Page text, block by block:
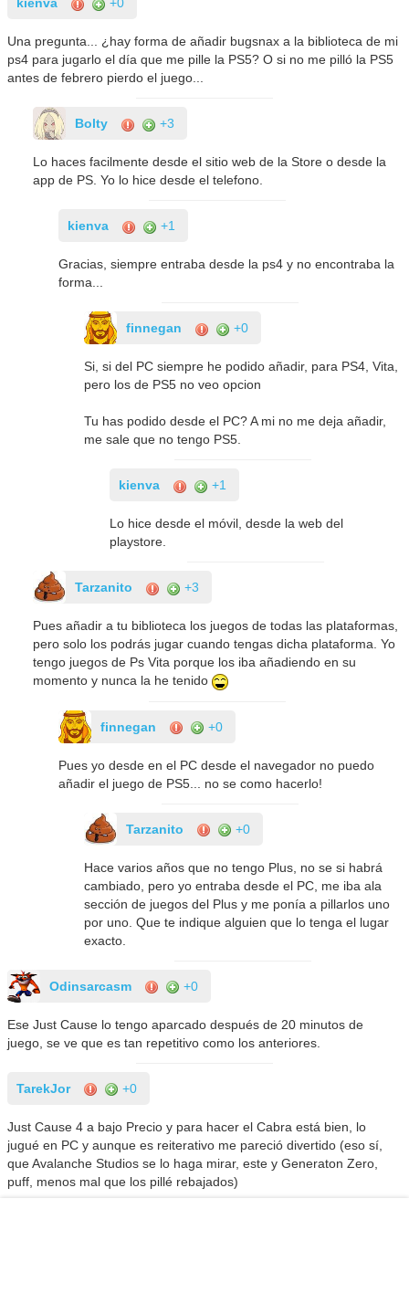
kienva +0
Una pregunta... ¿hay forma de añadir bugsnax a la biblioteca de mi
ps4 para jugarlo el día que me pille la PS5? O si no me pilló la PS5
antes de febrero pierdo el juego...
Bolty +3
Lo haces facilmente desde el sitio web de la Store o desde la
app de PS. Yo lo hice desde el telefono.
kienva +1
Gracias, siempre entraba desde la ps4 y no encontraba la
forma...
finnegan +0
Si, si del PC siempre he podido añadir, para PS4, Vita,
pero los de PS5 no veo opcion
Tu has podido desde el PC? A mi no me deja añadir,
me sale que no tengo PS5.
kienva +1
Lo hice desde el móvil, desde la web del
playstore.
Tarzanito +3
Pues añadir a tu biblioteca los juegos de todas las plataformas,
pero solo los podrás jugar cuando tengas dicha plataforma. Yo
tengo juegos de Ps Vita porque los iba añadiendo en su
momento y nunca la he tenido
finnegan +0
Pues yo desde en el PC desde el navegador no puedo
añadir el juego de PS5... no se como hacerlo!
Tarzanito +0
Hace varios años que no tengo Plus, no se si habrá
cambiado, pero yo entraba desde el PC, me iba ala
sección de juegos del Plus y me ponía a pillarlos uno
por uno. Que te indique alguien que lo tenga el lugar
exacto.
Odinsarcasm +0
Ese Just Cause lo tengo aparcado después de 20 minutos de
juego, se ve que es tan repetitivo como los anteriores.
TarekJor +0
Just Cause 4 a bajo Precio y para hacer el Cabra está bien, lo
jugué en PC y aunque es reiterativo me pareció divertido (eso sí,
que Avalanche Studios se lo haga mirar, este y Generaton Zero,
puff, menos mal que los pillé rebajados)